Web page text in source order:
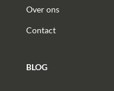
Over ons
Contact
BLOG